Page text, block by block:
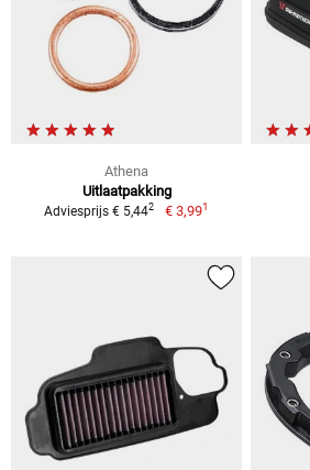
Athena
Uitlaatpakking
Adviesprijs € 5,442 € 3,991